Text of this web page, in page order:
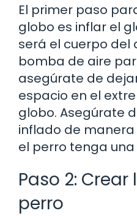
El primer paso
globo es inflar el
será el cuerpo del
bomba de aire
asegúrate de
espacio en el
globo. Asegúrate
inflado de
el perro tenga
Paso 2:
perro